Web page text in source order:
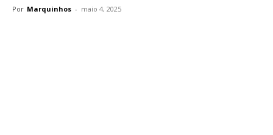
Por Marquinhos - maio 4, 2025